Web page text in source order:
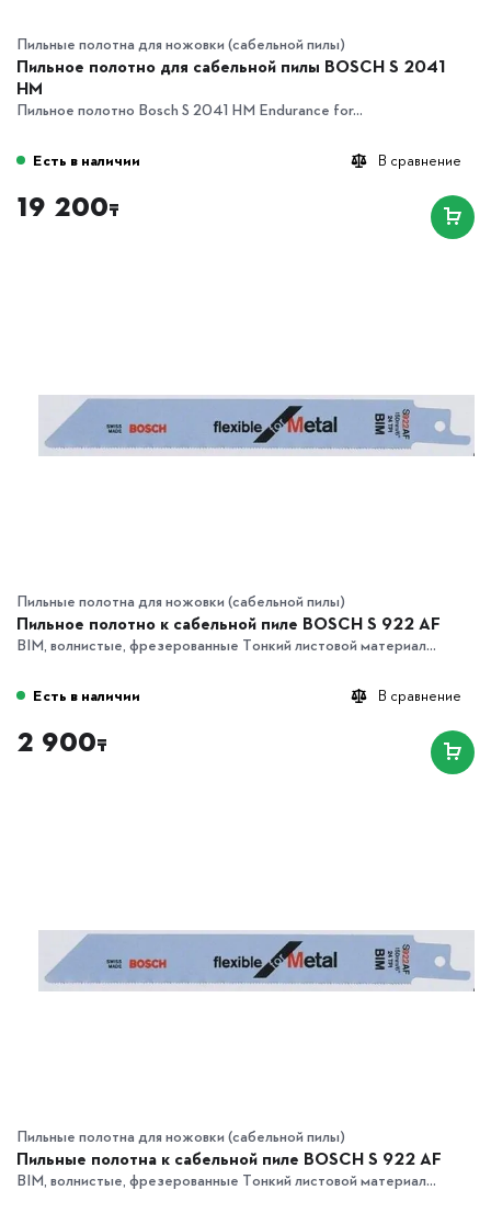
Пильные полотна для ножовки (сабельной пилы)
Пильное полотно для сабельной пилы BOSCH S 2041
HM
Пильное полотно Bosch S 2041 HM Endurance for...
В сравнение
Есть в наличии
19 200₸
Пильные полотна для ножовки (сабельной пилы)
Пильное полотно к сабельной пиле BOSCH S 922 AF
BIM, волнистые, фрезерованные Тонкий листовой материал...
В сравнение
Есть в наличии
2 900₸
Пильные полотна для ножовки (сабельной пилы)
Пильные полотна к сабельной пиле BOSCH S 922 AF
BIM, волнистые, фрезерованные Тонкий листовой материал...